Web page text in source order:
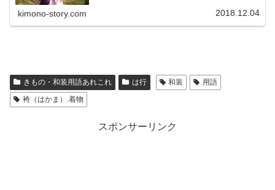
kimono-story.com 2018.12.04
きもの・和装用語あれこれ は行 和装
用語
袴（はかま）.着物
スポンサーリンク